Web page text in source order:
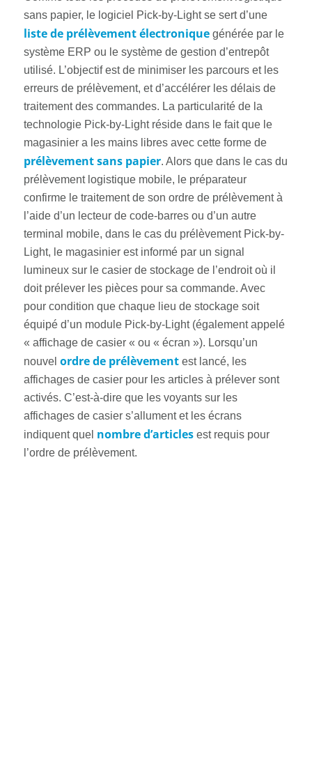
sans papier, le logiciel Pick-by-Light se sert d’une
liste de prélèvement électroniquegénérée par le
système ERP ou le système de gestion d’entrepôt
utilisé. L’objectif est de minimiser les parcours et les
erreurs de prélèvement, et d’accélérer les délais de
traitement des commandes. La particularité de la
technologie Pick-by-Light réside dans le fait que le
magasinier a les mains libres avec cette forme de
prélèvement sans papier. Alors que dans le cas du
prélèvement logistique mobile, le préparateur
confirme le traitement de son ordre de prélèvement à
l’aide d’un lecteur de code-barres ou d’un autre
terminal mobile, dans le cas du prélèvement Pick-by-
Light, le magasinier est informé par un signal
lumineux sur le casier de stockage de l’endroit où il
doit prélever les pièces pour sa commande. Avec
pour condition que chaque lieu de stockage soit
équipé d’un module Pick-by-Light (également appelé
« affichage de casier « ou « écran »). Lorsqu’un
nouvel ordre de prélèvementest lancé, les
affichages de casier pour les articles à prélever sont
activés. C’est-à-dire que les voyants sur les
affichages de casier s’allument et les écrans
indiquent quel nombre d’articlesest requis pour
l’ordre de prélèvement.